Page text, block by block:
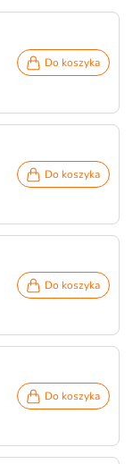
Do koszyka
Do koszyka
Do koszyka
Do koszyka